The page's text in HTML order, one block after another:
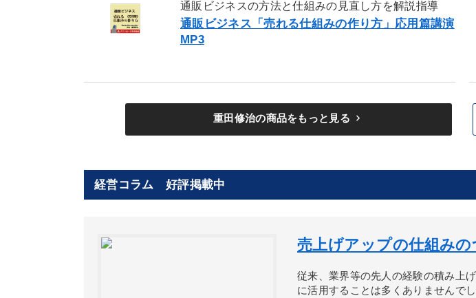
通販ビジネスの方法と仕組みの見直し方を解説指導
通販ビジネス「売れる仕組みの作り方」応用篇講演
MP3
重田修治の商品をもっと見る keyboard_arrow_right
経営コラム 好評掲載中
売上げアップの仕組み
従来、業界等の先人の経験の積み上
に活用することは多くありませんで